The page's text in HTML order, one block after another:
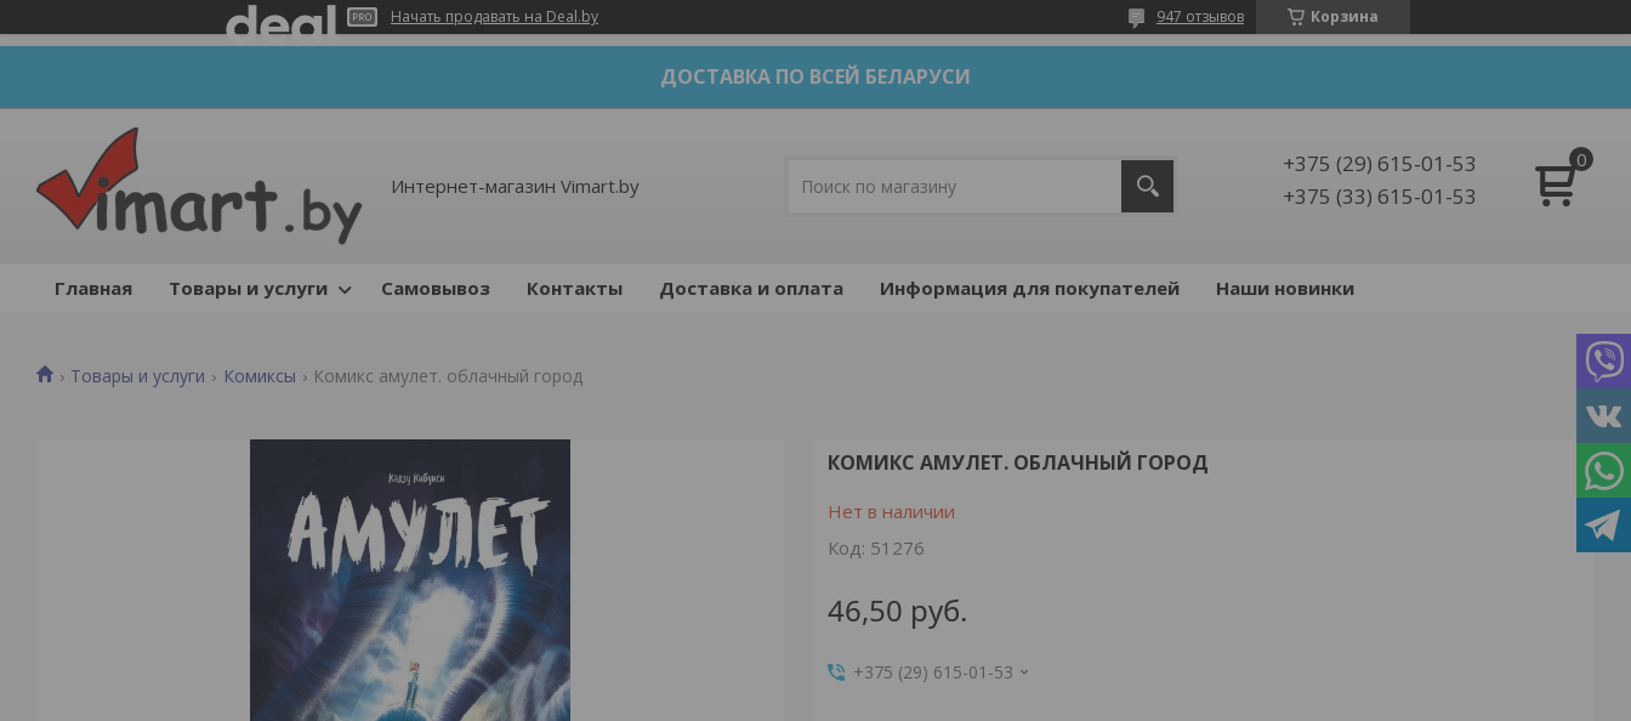
Начать продавать на Deal.by Корзина
947 отзывов
ДОСТАВКА ПО ВСЕЙ БЕЛАРУСИ
Интернет-магазин Vimart.by
+375 (29) 615-01-53
+375 (33) 615-01-53
Главная Товары и услуги Самовывоз Контакты Доставка и оплата Информация для покупателей Наши новинки
Товары и услуги Комиксы Комикс амулет. облачный город
КОМИКС АМУЛЕТ. ОБЛАЧНЫЙ ГОРОД
Нет в наличии
Код: 51276
46,50 руб.
+375 (29) 615-01-53